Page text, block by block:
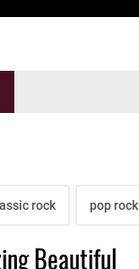
rock pop rock
Beautiful